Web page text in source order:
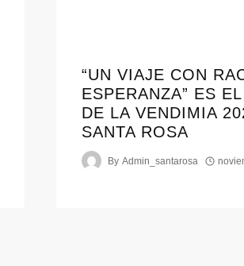
“UN VIAJE CON
ESPERANZA” ES
DE LA VENDIMIA
SANTA ROSA
By Admin_santarosa